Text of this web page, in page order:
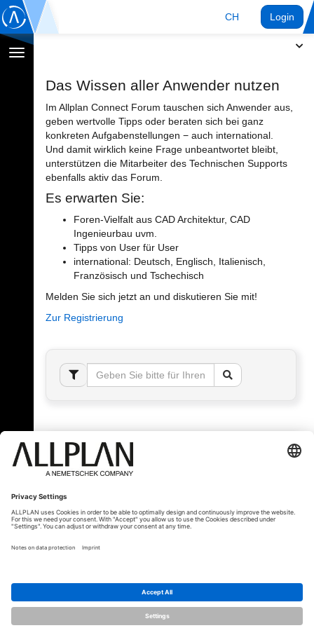
CH Login
Navigation
Das Wissen aller Anwender nutzen
Im Allplan Connect Forum tauschen sich Anwender aus,
geben wertvolle Tipps oder beraten sich bei ganz
konkreten Aufgabenstellungen − auch international.
Und damit wirklich keine Frage unbeantwortet bleibt,
unterstützen die Mitarbeiter des Technischen Supports
ebenfalls aktiv das Forum.
Es erwarten Sie:
Foren-Vielfalt aus CAD Architektur, CAD
Ingenieurbau uvm.
Tipps von User für User
international: Deutsch, Englisch, Italienisch,
Französisch und Tschechisch
Melden Sie sich jetzt an und diskutieren Sie mit!
Zur Registrierung
Fehler!
Bitte melden Sie sich an, um dieses Thema sehen
zu können.
© ALLPLAN Schweiz AG ALLPLAN ist Teil derNemetschek Group